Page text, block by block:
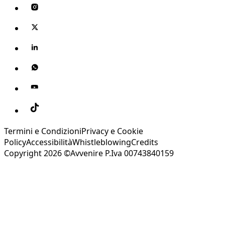
Termini e CondizioniPrivacy e Cookie
PolicyAccessibilitàWhistleblowingCredits
Copyright 2026 ©Avvenire P.Iva 00743840159